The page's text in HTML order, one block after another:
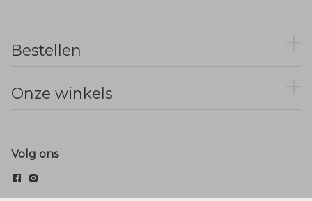
Bestellen
Onze winkels
Volg ons